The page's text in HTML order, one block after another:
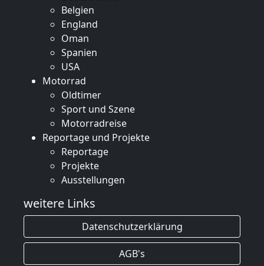
Belgien
England
Oman
Spanien
USA
Motorrad
Oldtimer
Sport und Szene
Motorradreise
Reportage und Projekte
Reportage
Projekte
Ausstellungen
weitere Links
Datenschutzerklärung
AGB's